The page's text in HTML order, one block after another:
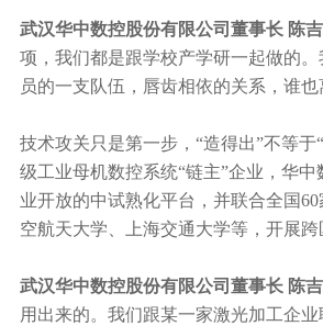
武汉华中数控股份有限公司董事长 陈吉
项，我们都是跟学校产学研一起做的
员的一支队伍，唇齿相依的关系，谁也
技术攻关只是第一步，“造得出”不等于
级工业母机数控系统“链主”企业，华
业开放的中试熟化平台 ，并联合全国
空航天大学、上海交通大学等，开展跨
武汉华中数控股份有限公司董事长 陈吉
用出来的。我们跟某一家激光加工企